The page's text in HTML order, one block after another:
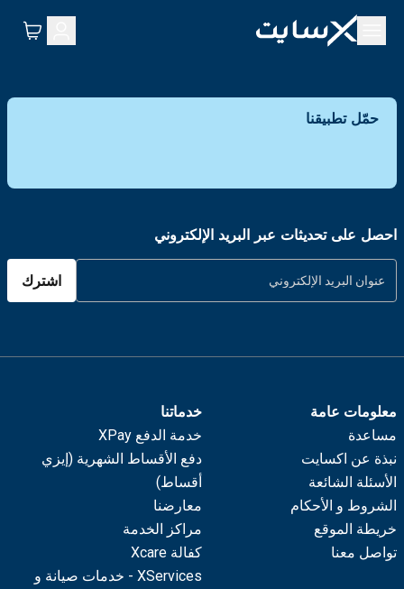
حمّل تطبيقنا
احصل على تحديثات عبر البريد الإلكتروني
اشترك
معلومات عامة
مساعدة
نبذة عن اكسايت
الأسئلة الشائعة
الشروط و الأحكام
خريطة الموقع
تواصل معنا
خدماتنا
خدمة الدفع XPay
دفع الأقساط الشهرية (إيزي
أقساط)
معارضنا
مراكز الخدمة
كفالة Xcare
XServices - خدمات صيانة و